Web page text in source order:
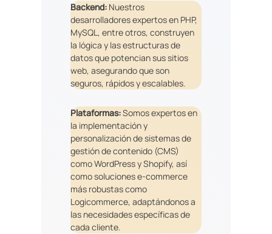
Backend: Nuestros
desarrolladores expertos en PHP,
MySQL, entre otros, construyen
la lógica y las estructuras de
datos que potencian sus sitios
web, asegurando que son
seguros, rápidos y escalables.
Plataformas:Somos expertos en
la implementación y
personalización de sistemas de
gestión de contenido (CMS)
como WordPress y Shopify, así
como soluciones e-commerce
más robustas como
Logicommerce, adaptándonos a
las necesidades específicas de
cada cliente.